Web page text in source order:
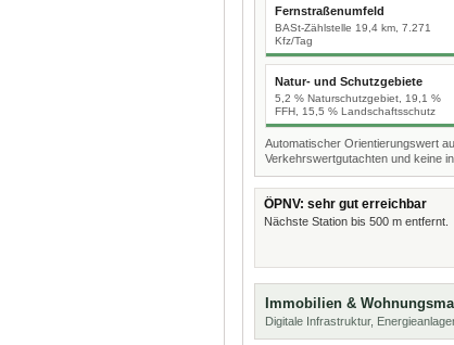
Fernstraßenumfeld
BASt-Zählstelle 19,4 km, 7.271
Kfz/Tag
Natur- und Schutzgebiete
5,2 % Naturschutzgebiet, 19,1 %
FFH, 15,5 % Landschaftsschutz
Automatischer Orientierungswert
Verkehrswertgutachten und keine
ÖPNV: sehr gut erreichbar
Nächste Station bis 500 m entfernt.
Immobilien &
Digitale Infrastruktur,